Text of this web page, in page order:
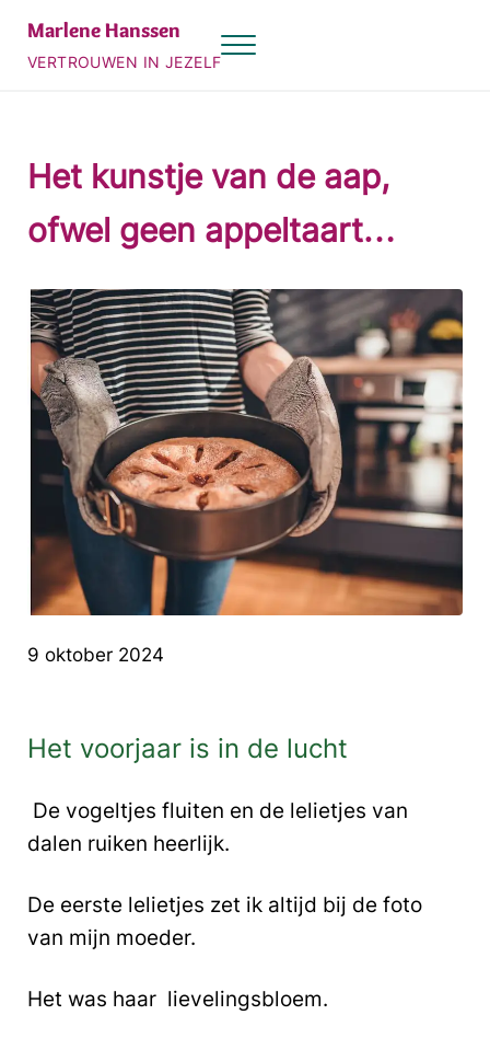
Marlene Hanssen
VERTROUWEN IN JEZELF Menu
Het kunstje van de aap,
ofwel geen appeltaart…
9 oktober 2024
Het voorjaar is in de lucht
De vogeltjes fluiten en de lelietjes van
dalen ruiken heerlijk.
De eerste lelietjes zet ik altijd bij de foto
van mijn moeder.
Het was haar lievelingsbloem.